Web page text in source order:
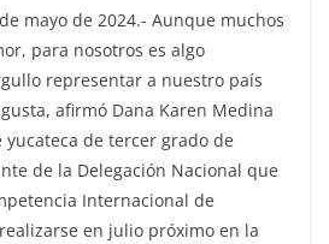
mayo de 2024.- Aunque muchos
para nosotros es algo
representar a nuestro país
afirmó Dana Karen Medina
yucateca de tercer grado de
de la Delegación Nacional que
Internacional de
en julio próximo en la